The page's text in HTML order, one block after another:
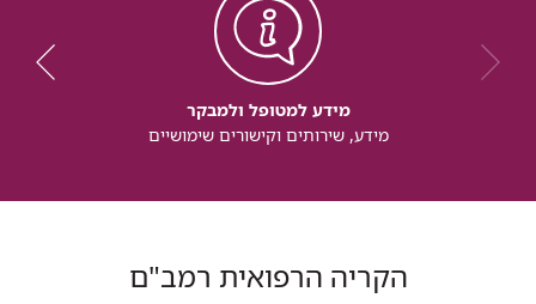
מידע למטופל ולמבקר
מידע, שירותים וקישורים שימושיים
הקריה הרפואית רמב"ם